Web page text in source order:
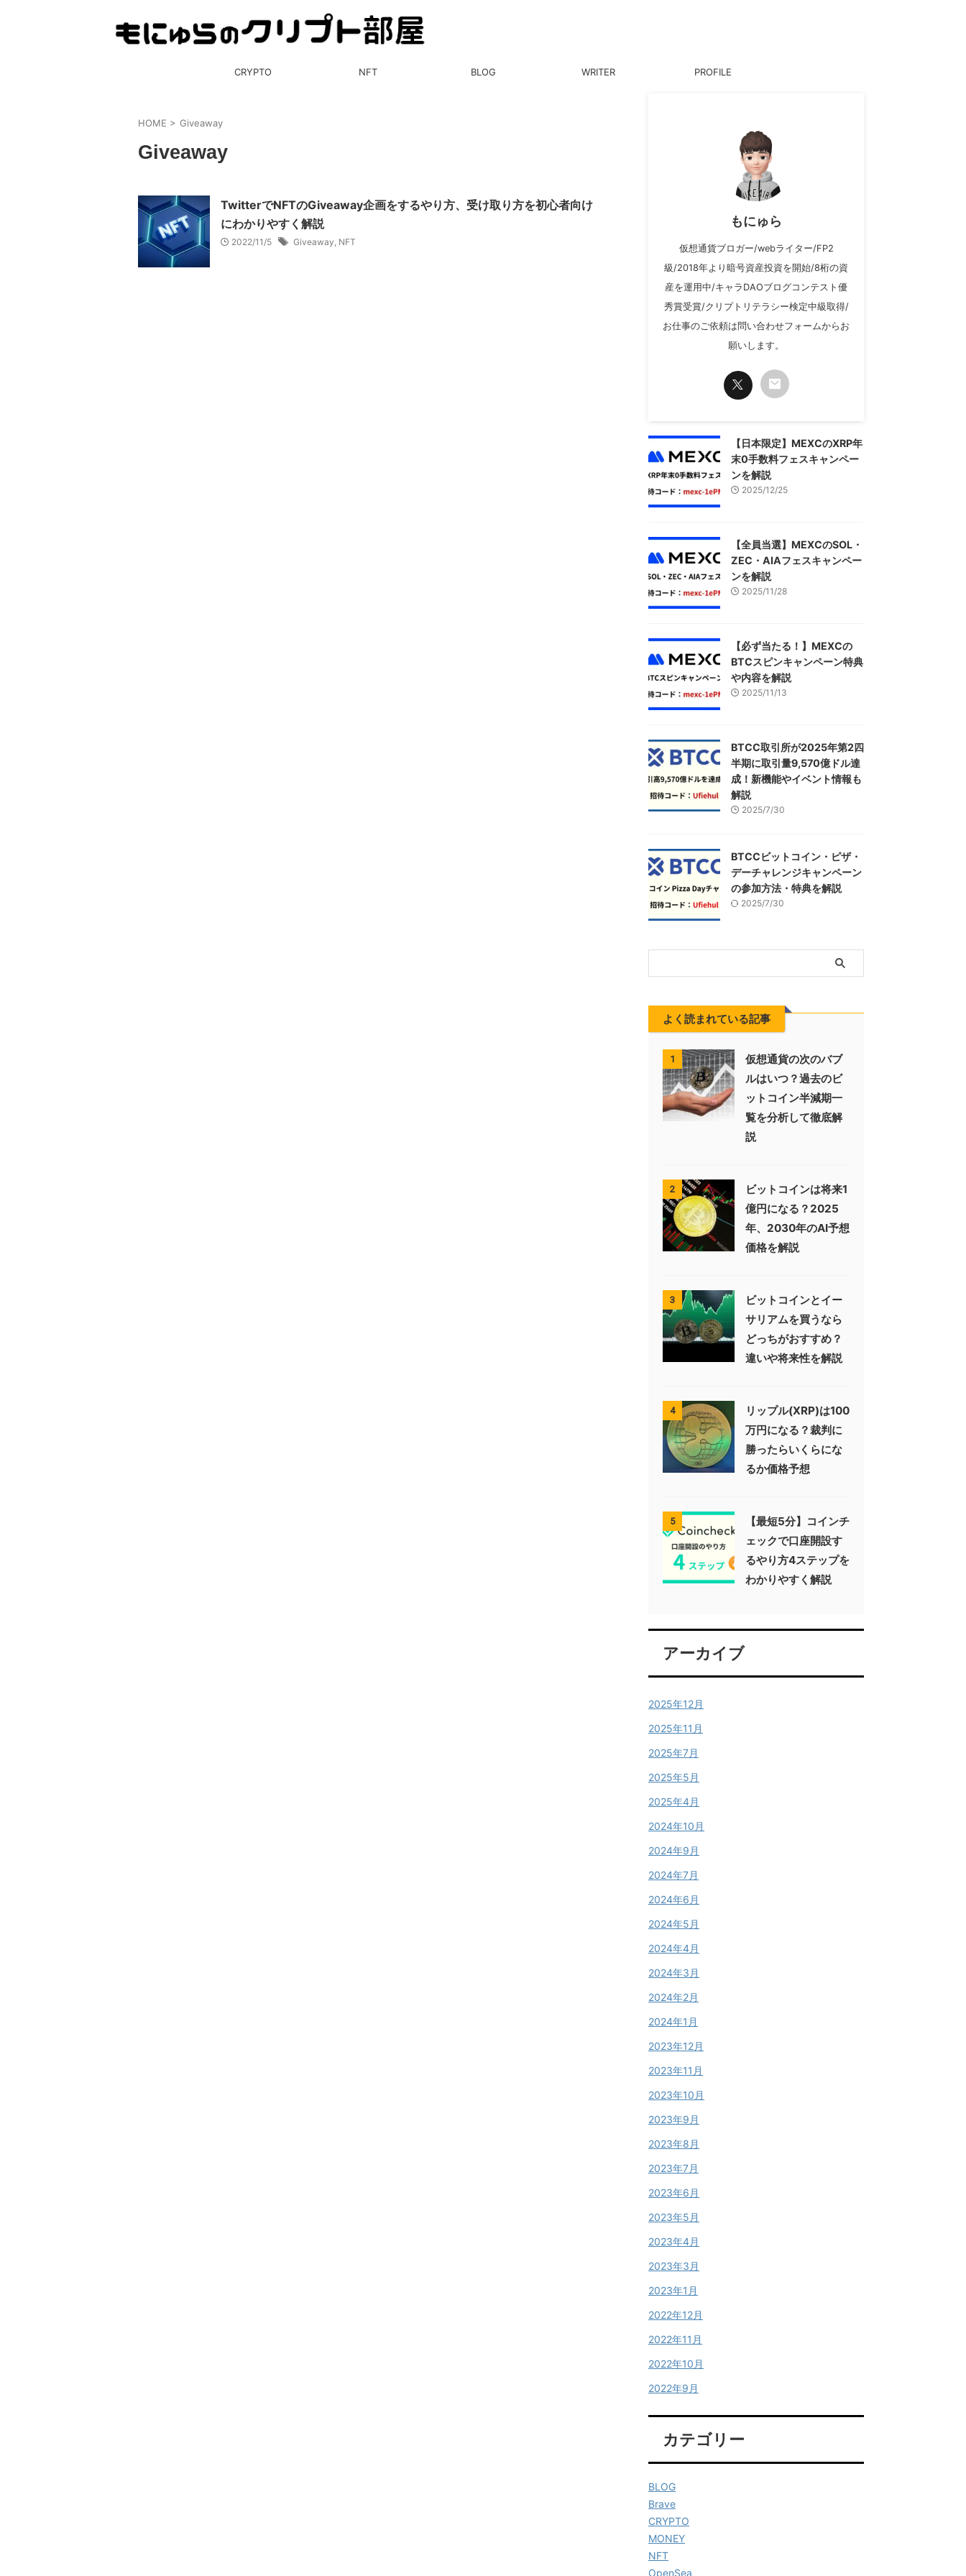
CRYPTO NFT BLOG WRITER PROFILE
HOME > Giveaway
Giveaway
TwitterでNFTのGiveaway企画をするやり方、受け取り方を初心者向け
にわかりやすく解説
2022/11/5 Giveaway, NFT
もにゅら
仮想通貨ブロガー/webライター/FP2
級/2018年より暗号資産投資を開始/8桁の資
産を運用中/キャラDAOブログコンテスト優
秀賞受賞/クリプトリテラシー検定中級取得/
お仕事のご依頼は問い合わせフォームからお
願いします。
【日本限定】MEXCのXRP年
末0手数料フェスキャンペー
ンを解説
2025/12/25
【全員当選】MEXCのSOL・
ZEC・AIAフェスキャンペー
ンを解説
2025/11/28
【必ず当たる！】MEXCの
BTCスピンキャンペーン特典
や内容を解説
2025/11/13
BTCC取引所が2025年第2四
半期に取引量9,570億ドル達
成！新機能やイベント情報も
解説
2025/7/30
BTCCビットコイン・ピザ・
デーチャレンジキャンペーン
の参加方法・特典を解説
2025/7/30
よく読まれている記事
1
仮想通貨の次のバブ
ルはいつ？過去のビ
ットコイン半減期一
覧を分析して徹底解
説
2
ビットコインは将来1
億円になる？2025
年、2030年のAI予想
価格を解説
3
ビットコインとイー
サリアムを買うなら
どっちがおすすめ？
違いや将来性を解説
4
リップル(XRP)は100
万円になる？裁判に
勝ったらいくらにな
るか価格予想
5
【最短5分】コインチ
ェックで口座開設す
るやり方4ステップを
わかりやすく解説
アーカイブ
2025年12月
2025年11月
2025年7月
2025年5月
2025年4月
2024年10月
2024年9月
2024年7月
2024年6月
2024年5月
2024年4月
2024年3月
2024年2月
2024年1月
2023年12月
2023年11月
2023年10月
2023年9月
2023年8月
2023年7月
2023年6月
2023年5月
2023年4月
2023年3月
2023年1月
2022年12月
2022年11月
2022年10月
2022年9月
カテゴリー
BLOG
Brave
CRYPTO
MONEY
NFT
OpenSea